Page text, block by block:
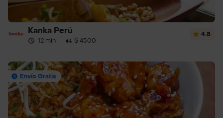
Kanka Perú
12 min · $ 4500
4.8
Envío Gratis